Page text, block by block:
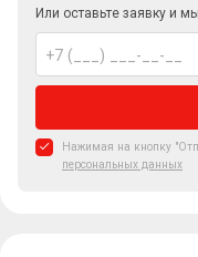
Или оставьте заявку и
Нажимая на кнопку
персональных данных